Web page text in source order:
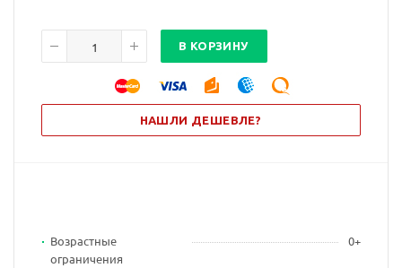
В КОРЗИНУ
НАШЛИ ДЕШЕВЛЕ?
Возрастные
ограничения
0+